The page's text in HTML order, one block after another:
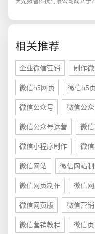
相关推荐
企业微信营销 制作
微信h5网页 微信h5
微信公众号 微信公
微信公众号运营 微
微信小程序制作 微
微信网站 微信网站
微信网页制作 微信
微信网页版 微信营销
微信营销教程 微信
电商及系